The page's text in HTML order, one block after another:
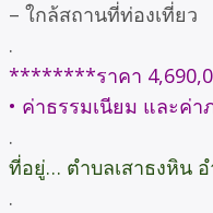
– ใกล้สถานที่ท่องเที่ยว
.
********ราคา
• ค่าธรรมเนียม และค่
.
ที่อยู่… ตำบลเสาธงหิน
.